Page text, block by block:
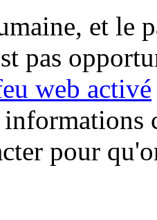
et le
pas
web activé
pour